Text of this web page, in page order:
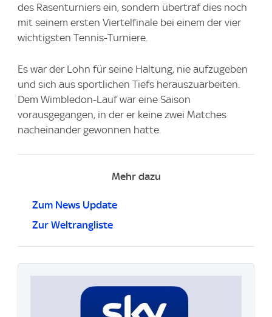
des Rasenturniers ein, sondern übertraf dies noch
mit seinem ersten Viertelfinale bei einem der vier
wichtigsten Tennis-Turniere.
Es war der Lohn für seine Haltung, nie aufzugeben
und sich aus sportlichen Tiefs herauszuarbeiten.
Dem Wimbledon-Lauf war eine Saison
vorausgegangen, in der er keine zwei Matches
nacheinander gewonnen hatte.
Mehr dazu
Zum News Update
Zur Weltrangliste